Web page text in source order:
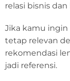
relasi bisnis dan
Jika kamu
tetap relevan
rekomendasi
jadi referensi.